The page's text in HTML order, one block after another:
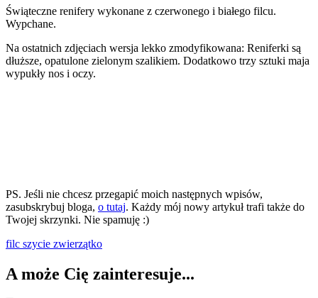
Świąteczne renifery wykonane z czerwonego i białego filcu.
Wypchane.
Na ostatnich zdjęciach wersja lekko zmodyfikowana: Reniferki są
dłuższe, opatulone zielonym szalikiem. Dodatkowo trzy sztuki maja
wypukły nos i oczy.
PS. Jeśli nie chcesz przegapić moich następnych wpisów,
zasubskrybuj bloga, o tutaj. Każdy mój nowy artykuł trafi także do
Twojej skrzynki. Nie spamuję :)
filc szycie zwierzątko
A może Cię zainteresuje...